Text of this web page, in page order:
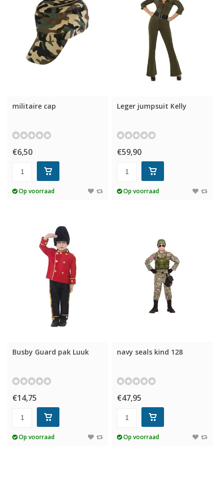
militaire cap
€6,50
Op voorraad
Leger jumpsuit Kelly
€59,90
Op voorraad
Busby Guard pak Luuk
€14,75
Op voorraad
navy seals kind 128
€47,95
Op voorraad